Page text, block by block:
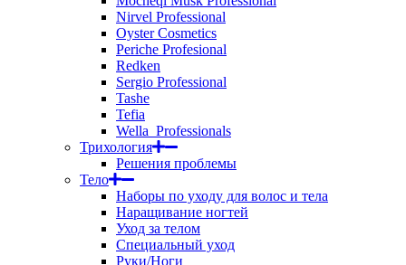
Nirvel Professional
Oyster Cosmetics
Periche Profesional
Redken
Sergio Professional
Tashe
Tefia
Wella_Professionals
Трихология
Решения проблемы
Тело
Наборы по уходу для волос и тела
Наращивание ногтей
Уход за телом
Специальный уход
Руки/Ноги